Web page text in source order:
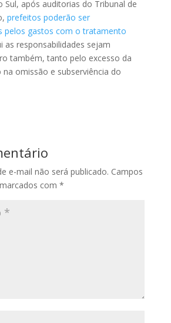
Sul, após auditorias do Tribunal de
prefeitos poderão ser
pelos gastos com o tratamento
as responsabilidades sejam
também, tanto pelo excesso da
omissão e subserviência do
e-mail não será publicado. Campos
com *